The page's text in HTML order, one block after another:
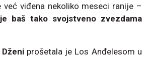
već viđena nekoliko meseci ranije –
baš tako svojstveno zvezdama
Dženiprošetala je Los Anđelesom u